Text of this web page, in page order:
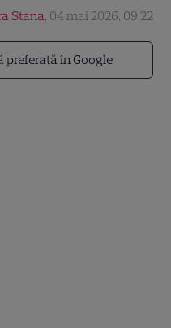
preferată în Google
Stana, 04 mai 2026, 09:22